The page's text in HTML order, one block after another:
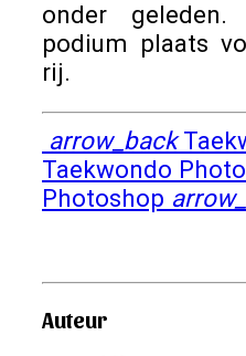
onder
podium plaats
rij.
arrow_back
Taekwondo
Photoshop
Auteur